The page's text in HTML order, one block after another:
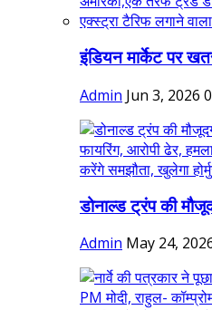
इंडियन मार्केट पर
Admin Jun 3, 2026 0
डोनाल्ड ट्रंप की
Admin May 24,